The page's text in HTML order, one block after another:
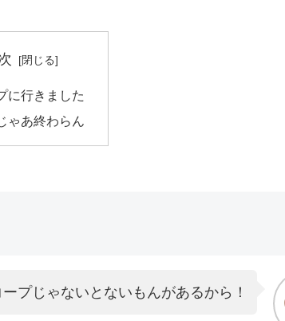
に行きました
ゃあ終わらん
ープじゃないとないもんがあるから！